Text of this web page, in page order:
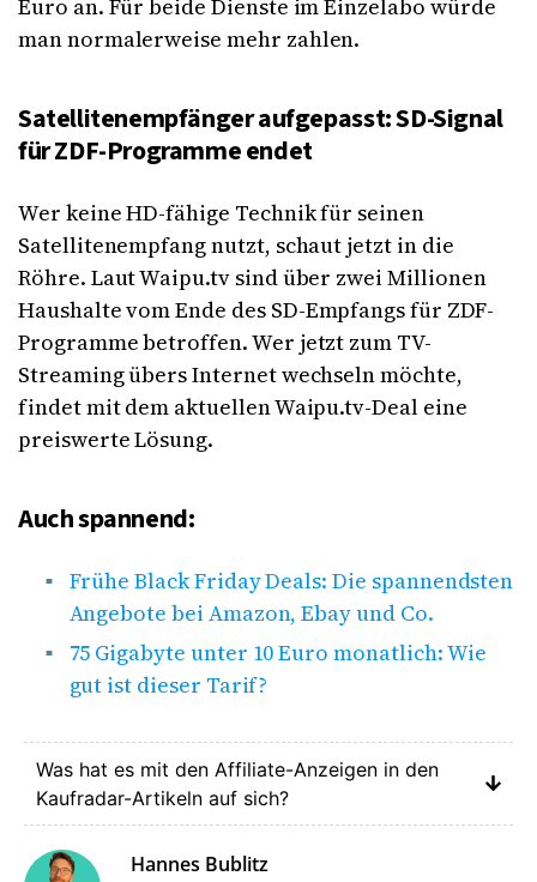
Euro an. Für beide Dienste im Einzelabo würde
man normalerweise mehr zahlen.
Satellitenempfänger aufgepasst: SD-Signal
für ZDF-Programme endet
Wer keine HD-fähige Technik für seinen
Satellitenempfang nutzt, schaut jetzt in die
Röhre. Laut Waipu.tv sind über zwei Millionen
Haushalte vom Ende des SD-Empfangs für ZDF-
Programme betroffen. Wer jetzt zum TV-
Streaming übers Internet wechseln möchte,
findet mit dem aktuellen Waipu.tv-Deal eine
preiswerte Lösung.
Auch spannend:
Frühe Black Friday Deals: Die spannendsten
Angebote bei Amazon, Ebay und Co.
75 Gigabyte unter 10 Euro monatlich: Wie
gut ist dieser Tarif?
Was hat es mit den Affiliate-Anzeigen in den
Kaufradar-Artikeln auf sich?
Hannes Bublitz